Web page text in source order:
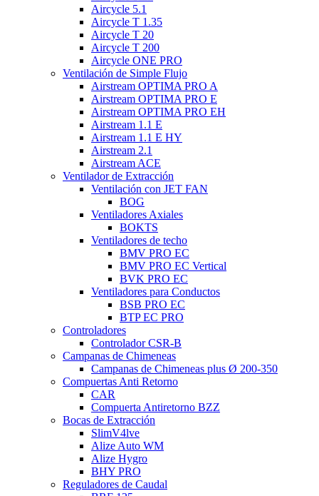
Aircycle 5.1
Aircycle T 1.35
Aircycle T 20
Aircycle T 200
Aircycle ONE PRO
Ventilación de Simple Flujo
Airstream OPTIMA PRO A
Airstream OPTIMA PRO E
Airstream OPTIMA PRO EH
Airstream 1.1 E
Airstream 1.1 E HY
Airstream 2.1
Airstream ACE
Ventilador de Extracción
Ventilación con JET FAN
BOG
Ventiladores Axiales
BOKTS
Ventiladores de techo
BMV PRO EC
BMV PRO EC Vertical
BVK PRO EC
Ventiladores para Conductos
BSB PRO EC
BTP EC PRO
Controladores
Controlador CSR-B
Campanas de Chimeneas
Campanas de Chimeneas plus Ø 200-350
Compuertas Anti Retorno
CAR
Compuerta Antiretorno BZZ
Bocas de Extracción
SlimV4lve
Alize Auto WM
Alize Hygro
BHY PRO
Reguladores de Caudal